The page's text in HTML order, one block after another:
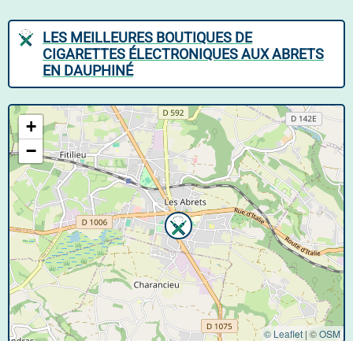
LES MEILLEURES BOUTIQUES DE
CIGARETTES ÉLECTRONIQUES AUX ABRETS
EN DAUPHINÉ
+
−
© Leaflet | ©OSM